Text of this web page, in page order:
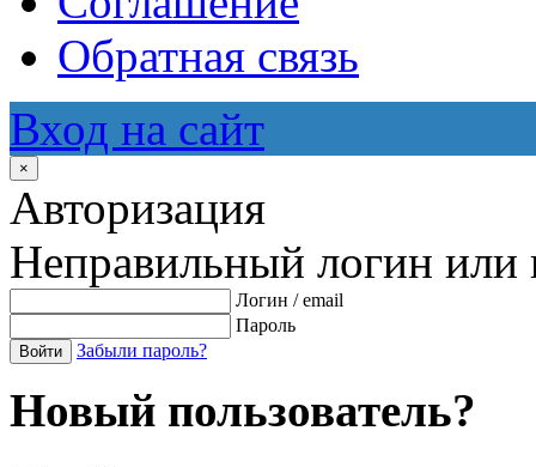
Обратная связь
Вход на сайт
×
Авторизация
Неправильный логин или
Логин / email
Пароль
Войти Забыли пароль?
Новый пользователь?